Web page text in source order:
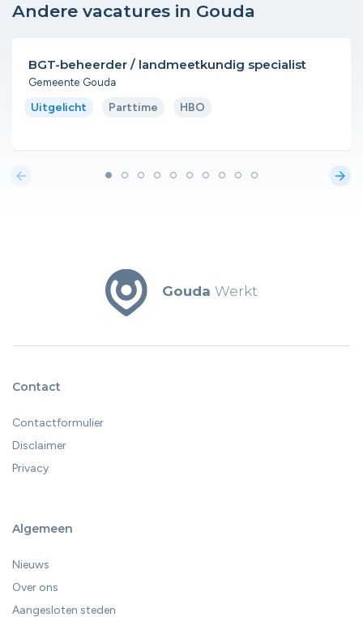
Andere vacatures in Gouda
BGT-beheerder / landmeetkundig specialist
Gemeente Gouda
Uitgelicht Parttime HBO
arrow_back arrow_forward
Gouda Werkt
Contact
Contactformulier
Disclaimer
Privacy
Algemeen
Nieuws
Over ons
Aangesloten steden